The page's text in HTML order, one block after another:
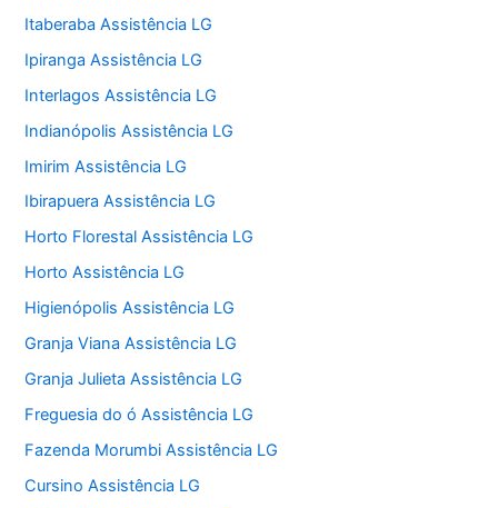
Itaberaba Assistência LG
Ipiranga Assistência LG
Interlagos Assistência LG
Indianópolis Assistência LG
Imirim Assistência LG
Ibirapuera Assistência LG
Horto Florestal Assistência LG
Horto Assistência LG
Higienópolis Assistência LG
Granja Viana Assistência LG
Granja Julieta Assistência LG
Freguesia do ó Assistência LG
Fazenda Morumbi Assistência LG
Cursino Assistência LG